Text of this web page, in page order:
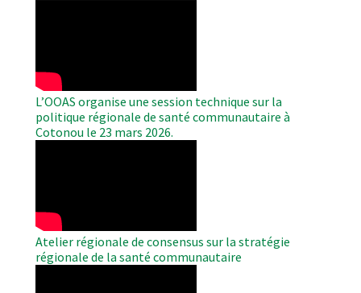
L’OOAS organise une session technique sur la
politique régionale de santé communautaire à
Cotonou le 23 mars 2026.
Atelier régionale de consensus sur la stratégie
régionale de la santé communautaire